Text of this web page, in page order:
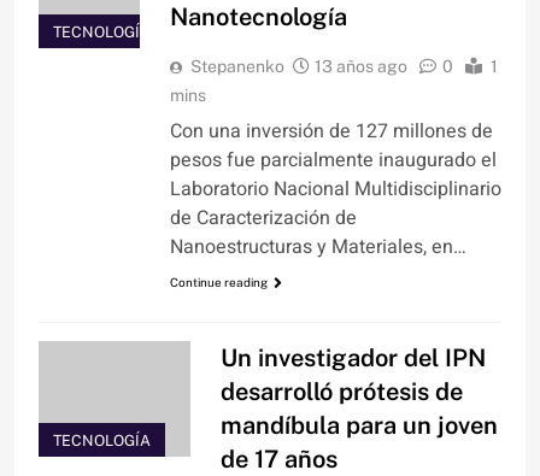
TECNOLOGÍA
Nanotecnología
Stepanenko 13 años ago 0
1
mins
Con una inversión de 127 millones de
pesos fue parcialmente inaugurado el
Laboratorio Nacional Multidisciplinario
de Caracterización de
Nanoestructuras y Materiales, en…
Continue reading
TECNOLOGÍA
Un investigador del IPN
desarrolló prótesis de
mandíbula para un joven
de 17 años